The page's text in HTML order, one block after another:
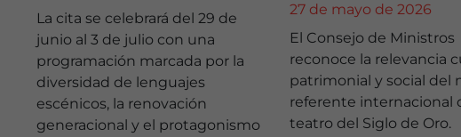
La cita se celebrará del 29 de
junio al 3 de julio con una
programación marcada por la
diversidad de lenguajes
escénicos, la renovación
generacional y el protagonismo
27 de mayo de 2026
El Consejo de Ministros
reconoce la relevancia
patrimonial y social del
referente internacional
teatro del Siglo de Oro.